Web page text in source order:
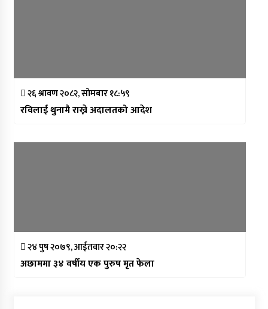
२६ श्रावण २०८२, सोमबार १८:५९
रविलाई थुनामै राख्ने अदालतको आदेश
२४ पुष २०७९, आईतवार २०:२२
अछाममा ३४ वर्षीय एक पुरुष मृत फेला